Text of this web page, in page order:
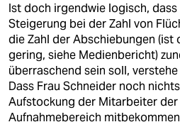
Ist doch irgendwie logisch,
Steigerung bei der Zahl von
die Zahl der Abschiebungen
gering, siehe Medienbericht)
überraschend sein soll,
Dass Frau Schneider noch
Aufstockung der Mitarbeiter
Aufnahmebereich